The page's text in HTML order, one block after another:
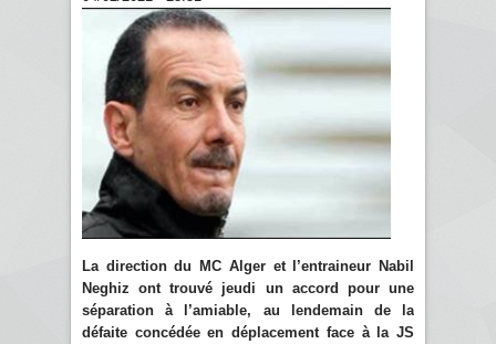
La direction du MC Alger et l’entraineur Nabil
Neghiz ont trouvé jeudi un accord pour une
séparation à l’amiable, au lendemain de la
défaite concédée en déplacement face à la JS